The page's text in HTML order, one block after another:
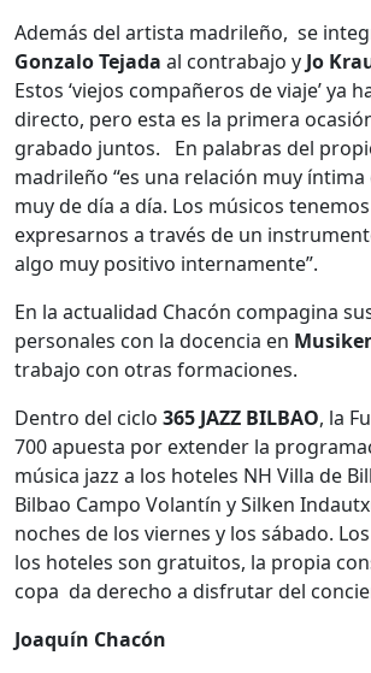
Además del artista madrileño, se
Gonzalo Tejada al contrabajo yJo
Estos ‘viejos compañeros de viaje’ ya
directo, pero esta es la primera
grabado juntos. En palabras del
madrileño “es una relación muy
muy de día a día. Los músicos
expresarnos a través de un
algo muy positivo internamente”.
En la actualidad Chacón compagina
personales con la docencia en
trabajo con otras formaciones.
Dentro del ciclo 365 JAZZ BILBAO, la
700 apuesta por extender la
música jazz a los hoteles NH Villa de
Bilbao Campo Volantín y Silken
noches de los viernes y los sábado.
los hoteles son gratuitos, la propia
copa da derecho a disfrutar del
Joaquín Chacón